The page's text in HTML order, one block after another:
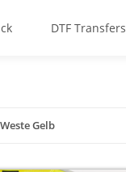
DTF Transfers
Gelb